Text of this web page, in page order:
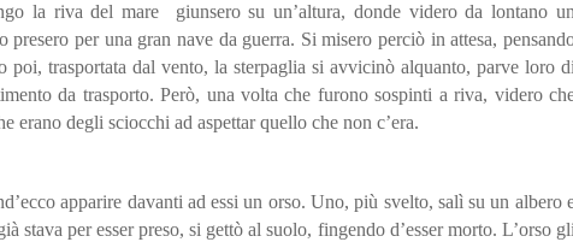
la riva del mare giunsero su un’altura, donde videro da lontano un
per una gran nave da guerra. Si misero perciò in attesa,
poi, trasportata dal vento, la sterpaglia si avvicinò alquanto, parve loro di
da trasporto. Però, una volta che furono sospinti a riva, videro
erano degli sciocchi ad aspettar quello che non c’era.
apparire davanti ad essi un orso. Uno, più svelto, salì su un albero
stava per esser preso, si gettò al suolo, fingendo d’esser morto. L’orso gli